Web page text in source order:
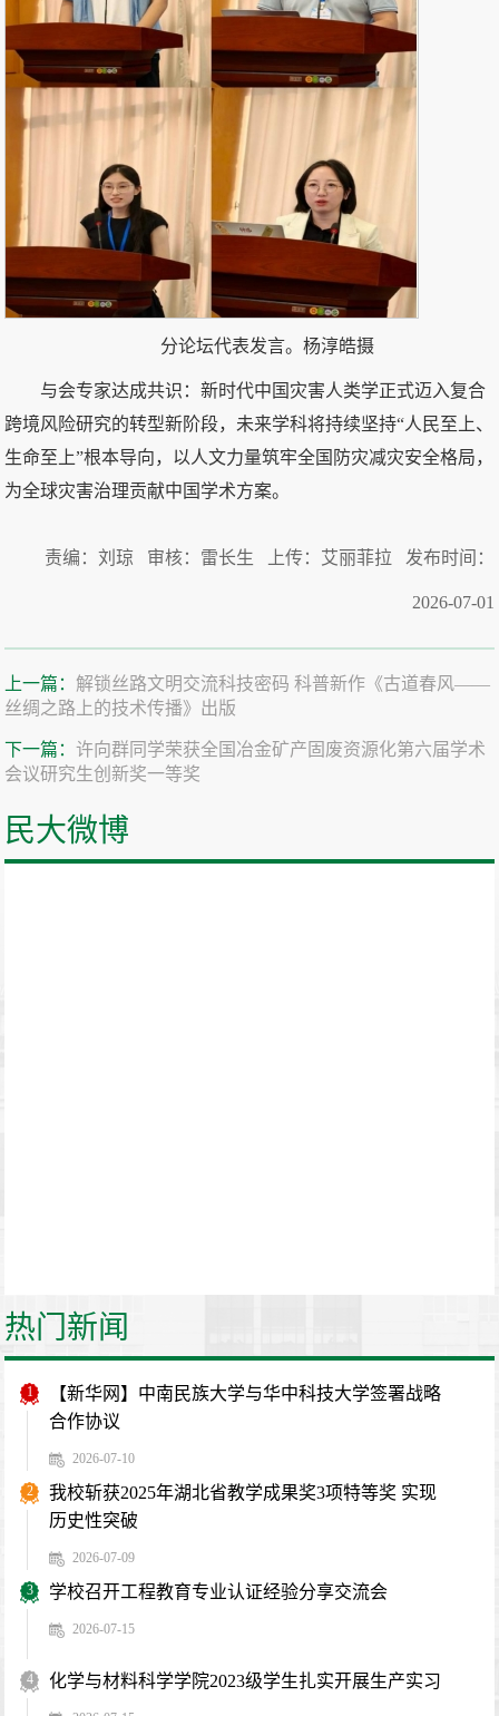
分论坛代表发言。杨淳皓摄
与会专家达成共识：新时代中国灾害人类学正式迈入复合
跨境风险研究的转型新阶段，未来学科将持续坚持“人民至上、
生命至上”根本导向，以人文力量筑牢全国防灾减灾安全格局，
为全球灾害治理贡献中国学术方案。
责编：刘琼 审核：雷长生 上传：艾丽菲拉 发布时间：
2026-07-01
上一篇： 解锁丝路文明交流科技密码 科普新作《古道春风——
丝绸之路上的技术传播》出版
下一篇：许向群同学荣获全国冶金矿产固废资源化第六届学术
会议研究生创新奖一等奖
民大微博
热门新闻
1
【新华网】中南民族大学与华中科技大学签署战略
合作协议
2026-07-10
2
我校斩获2025年湖北省教学成果奖3项特等奖 实现
历史性突破
2026-07-09
3 学校召开工程教育专业认证经验分享交流会
2026-07-15
4 化学与材料科学学院2023级学生扎实开展生产实习